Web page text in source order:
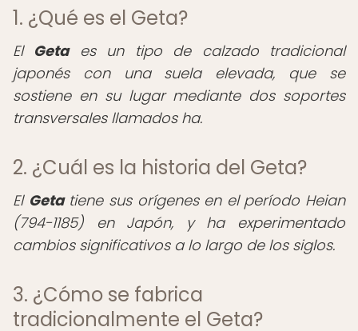
1. ¿Qué es el Geta?
El Getaes un tipo de calzado tradicional
japonés con una suela elevada, que se
sostiene en su lugar mediante dos soportes
transversales llamados ha.
2. ¿Cuál es la historia del Geta?
El Getatiene sus orígenes en el período Heian
(794-1185) en Japón, y ha experimentado
cambios significativos a lo largo de los siglos.
3. ¿Cómo se fabrica
tradicionalmente el Geta?